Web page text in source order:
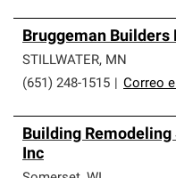
Bruggeman Builders
STILLWATER, MN
(651) 248-1515
Correo
Building Remodeling
Inc